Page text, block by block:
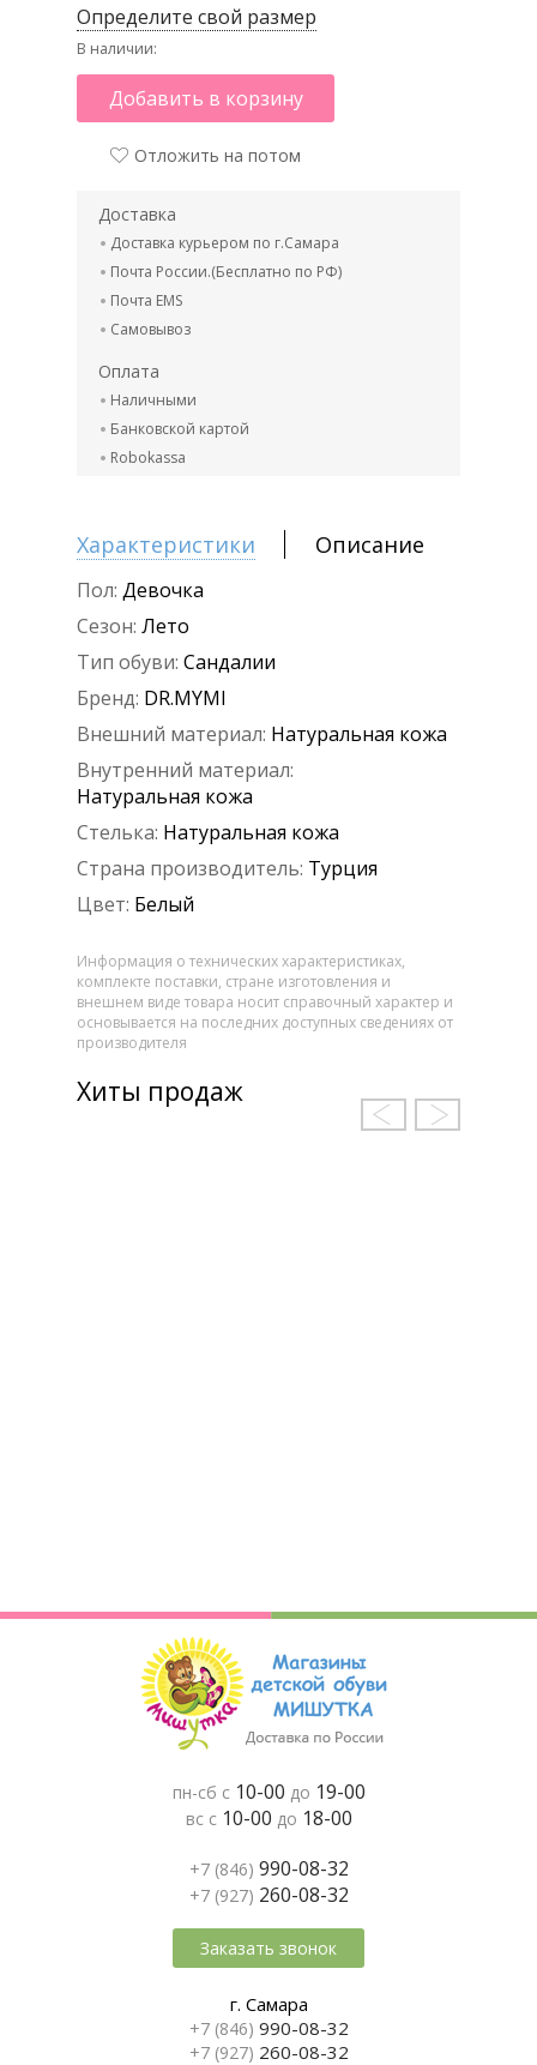
Определите свой размер
В наличии:
Добавить в корзину
Отложить на потом
Доставка
Доставка курьером по г.Самара
Почта России.(Бесплатно по РФ)
Почта EMS
Самовывоз
Оплата
Наличными
Банковской картой
Robokassa
Характеристики Описание
Пол: Девочка
Сезон: Лето
Тип обуви: Сандалии
Бренд: DR.MYMI
Внешний материал: Натуральная кожа
Внутренний материал:
Натуральная кожа
Стелька: Натуральная кожа
Страна производитель: Турция
Цвет: Белый
Информация о технических характеристиках,
комплекте поставки, стране изготовления и
внешнем виде товара носит справочный характер и
основывается на последних доступных сведениях от
производителя
Хиты продаж
пн-сб с 10-00 до 19-00
вс с 10-00 до 18-00
+7 (846) 990-08-32
+7 (927) 260-08-32
Заказать звонок
г. Самара
+7 (846) 990-08-32
+7 (927) 260-08-32